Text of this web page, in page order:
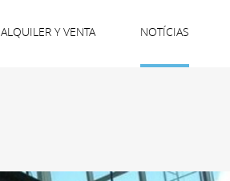
ALQUILER Y VENTA NOTÍCIAS